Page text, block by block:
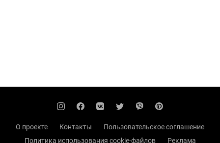
О проекте Контакты
Пользовательское соглашение
Политика использования cookie-файлов
Реклама